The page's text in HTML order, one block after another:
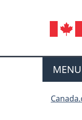
de
la
MENU